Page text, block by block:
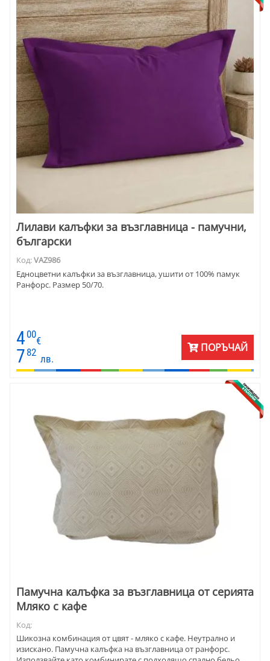
Лилави калъфки за възглавница - памучни,
български
Код:VAZ986
Едноцветни калъфки за възглавница, ушити от 100% памук
Ранфорс. Размер 50/70.
4 00
€
7 82
лв.
ПОРЪЧАЙ
Памучна калъфка за възглавница от серията
Мляко с кафе
Код:
Шикозна комбинация от цвят - мляко с кафе. Неутрално и
изискано. Памучна калъфка на възглавница от ранфорс.